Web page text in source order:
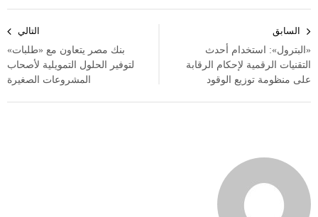
المقالات
السابق
«البترول»: استخدام أحدث
التقنيات الرقمية لإحكام الرقابة
على منظومة توزيع الوقود
التالي
بنك مصر يتعاون مع «طلبات»
لتوفير الحلول التمويلية لأصحاب
المشروعات الصغيرة